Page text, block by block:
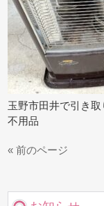
玉野市田井で引き
不用品
« 前のページ